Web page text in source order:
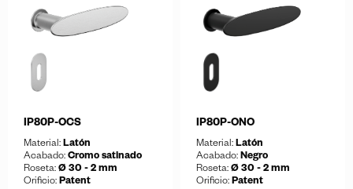
IP80P-OCS
Material: Latón
Acabado: Cromo satinado
Roseta: Ø 30 - 2 mm
Orificio: Patent
IP80P-ONO
Material: Latón
Acabado: Negro
Roseta: Ø 30 - 2 mm
Orificio: Patent